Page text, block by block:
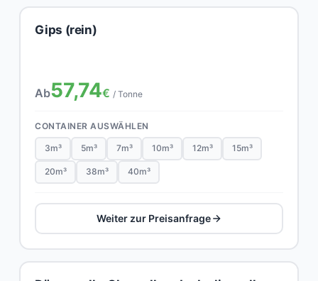
Gips (rein)
Ab57,74€ / Tonne
CONTAINER AUSWÄHLEN
3m³ 5m³ 7m³ 10m³ 12m³ 15m³
20m³ 38m³ 40m³
Weiter zur Preisanfrage